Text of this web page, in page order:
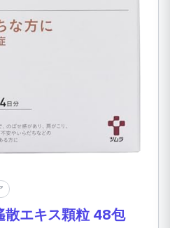
散エキス顆粒 48包